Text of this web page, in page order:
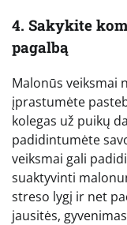
4. Sakykite
pagalbą
Malonūs veiksmai
įprastumėte
kolegas už puikų
padidintumėte
veiksmai gali
suaktyvinti
streso lygį ir net
jausitės,